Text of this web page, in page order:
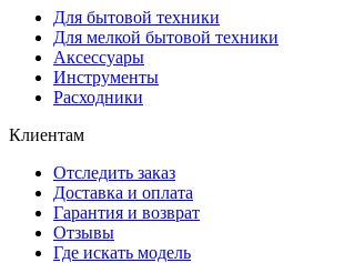
Для бытовой техники
Для мелкой бытовой техники
Аксессуары
Инструменты
Расходники
Клиентам
Отследить заказ
Доставка и оплата
Гарантия и возврат
Отзывы
Где искать модель